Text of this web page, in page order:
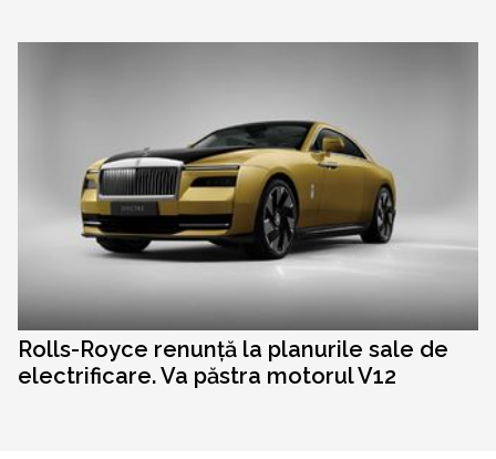
Rolls-Royce renunță la planurile sale de
electrificare. Va păstra motorul V12